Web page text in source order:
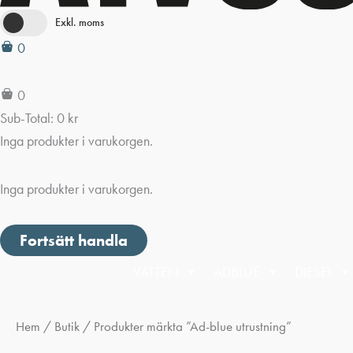
Exkl. moms
0
0
Sub-Total: 0 kr
Inga produkter i varukorgen.
Inga produkter i varukorgen.
Fortsätt handla
Hem / Butik / Produkter märkta ”Ad-blue utrustning”